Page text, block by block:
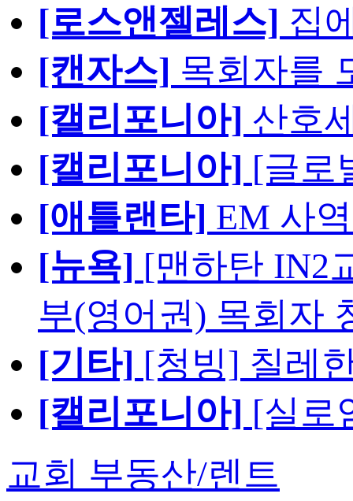
[로스앤젤레스] 집
[캔자스] 목회자를
[캘리포니아] 산호
[캘리포니아] [글로
[애틀랜타] EM 사
[뉴욕] [맨하탄 IN2
부(영어권) 목회자
[기타] [청빙] 칠레
[캘리포니아] [실로
교회 부동산/렌트